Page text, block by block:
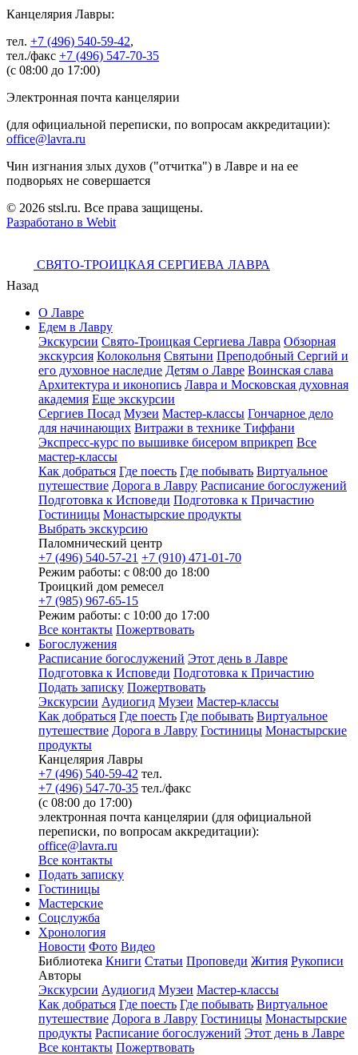
Канцелярия Лавры:
тел. +7 (496) 540-59-42,
тел./факс +7 (496) 547-70-35
(с 08:00 до 17:00)
Электронная почта канцелярии
(для официальной переписки, по вопросам аккредитации):
office@lavra.ru
Чин изгнания злых духов ("отчитка") в Лавре и на ее
подворьях не совершается
© 2026 stsl.ru. Все права защищены.
Разработано в Webit
СВЯТО-ТРОИЦКАЯ СЕРГИЕВА ЛАВРА
Назад
О Лавре
Едем в Лавру
Экскурсии Свято-Троицкая Сергиева Лавра Обзорная
экскурсия Колокольня Святыни Преподобный Сергий и
его духовное наследие Детям о Лавре Воинская слава
Архитектура и иконопись Лавра и Московская духовная
академия Еще экскурсии
Сергиев Посад Музеи Мастер-классы Гончарное дело
для начинающих Витражи в технике Тиффани
Экспресс-курс по вышивке бисером вприкреп Все
мастер-классы
Как добраться Где поесть Где побывать Виртуальное
путешествие Дорога в Лавру Расписание богослужений
Подготовка к Исповеди Подготовка к Причастию
Гостиницы Монастырские продукты
Выбрать экскурсию
Паломнический центр
+7 (496) 540-57-21 +7 (910) 471-01-70
Режим работы: с 08:00 до 18:00
Троицкий дом ремесел
+7 (985) 967-65-15
Режим работы: с 10:00 до 17:00
Все контакты Пожертвовать
Богослужения
Расписание богослужений Этот день в Лавре
Подготовка к Исповеди Подготовка к Причастию
Подать записку Пожертвовать
Экскурсии Аудиогид Музеи Мастер-классы
Как добраться Где поесть Где побывать Виртуальное
путешествие Дорога в Лавру Гостиницы Монастырские
продукты
Канцелярия Лавры
+7 (496) 540-59-42 тел.
+7 (496) 547-70-35 тел./факс
(с 08:00 до 17:00)
электронная почта канцелярии (для официальной
переписки, по вопросам аккредитации):
office@lavra.ru
Все контакты
Подать записку
Гостиницы
Мастерские
Соцслужба
Хронология
Новости Фото Видео
Библиотека Книги Статьи Проповеди Жития Рукописи
Авторы
Экскурсии Аудиогид Музеи Мастер-классы
Как добраться Где поесть Где побывать Виртуальное
путешествие Дорога в Лавру Гостиницы Монастырские
продукты Расписание богослужений Этот день в Лавре
Все контакты Пожертвовать